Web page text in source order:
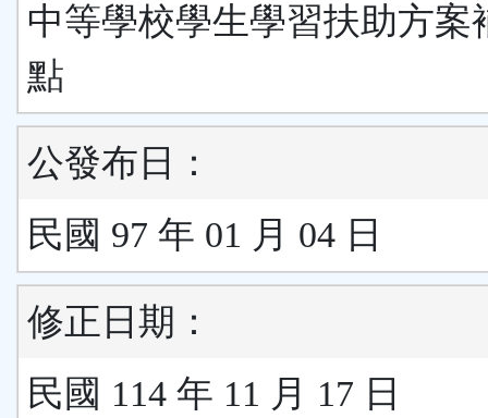
中等學校學生學習扶助方案
點
公發布日：
民國 97 年 01 月 04 日
修正日期：
民國 114 年 11 月 17 日